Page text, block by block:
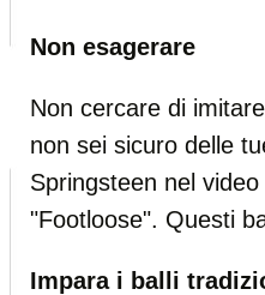
Non esagerare
Non cercare di
non sei sicuro delle
Springsteen nel
"Footloose". Questi
Impara i balli